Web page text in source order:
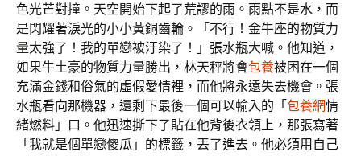
色光芒對撞。天空開始下起了荒謬的雨。雨點不是水，而
是閃耀著淚光的小小黃銅齒輪。「不行！金牛座的物質力
量太強了！我的單戀被汙染了！」張水瓶大喊。他知道，
如果牛土豪的物質力量勝出，林天秤將會包養被困在一個
充滿金錢和俗氣的虛假愛情裡，而他將永遠失去機會。張
水瓶看向那機器，還剩下最後一個可以輸入的「包養網情
緒燃料」口。他迅速撕下了貼在他背後衣領上，那張寫著
「我就是個單戀傻瓜」的標籤，丟了進去。他必須用自己